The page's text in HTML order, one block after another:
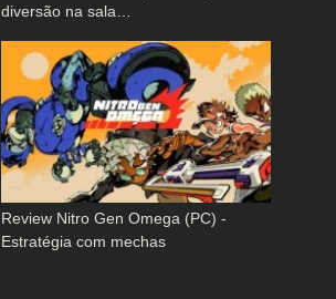
diversão na sala…
Review Nitro Gen Omega (PC) -
Estratégia com mechas